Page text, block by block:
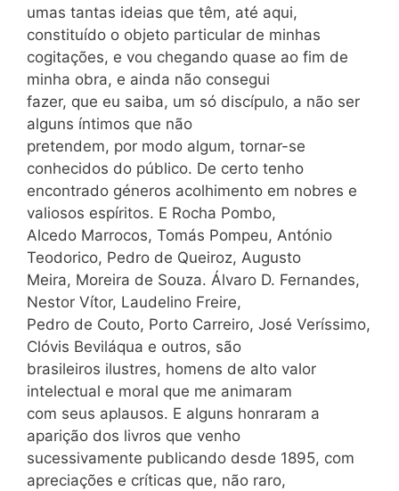
umas tantas ideias que têm, até aqui,
constituído o objeto particular de minhas
cogitações, e vou chegando quase ao fim de
minha obra, e ainda não consegui
fazer, que eu saiba, um só discípulo, a não ser
alguns íntimos que não
pretendem, por modo algum, tornar-se
conhecidos do público. De certo tenho
encontrado géneros acolhimento em nobres e
valiosos espíritos. E Rocha Pombo,
Alcedo Marrocos, Tomás Pompeu, António
Teodorico, Pedro de Queiroz, Augusto
Meira, Moreira de Souza. Álvaro D. Fernandes,
Nestor Vítor, Laudelino Freire,
Pedro de Couto, Porto Carreiro, José Veríssimo,
Clóvis Beviláqua e outros, são
brasileiros ilustres, homens de alto valor
intelectual e moral que me animaram
com seus aplausos. E alguns honraram a
aparição dos livros que venho
sucessivamente publicando desde 1895, com
apreciações e críticas que, não raro,